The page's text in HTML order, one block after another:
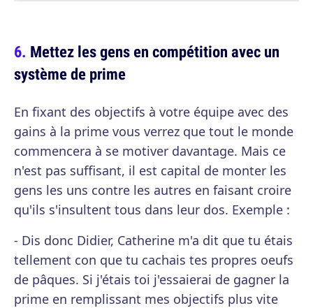
Mettez les gens en compétition avec un
système de prime
En fixant des objectifs à votre équipe avec des
gains à la prime vous verrez que tout le monde
commencera à se motiver davantage. Mais ce
n'est pas suffisant, il est capital de monter les
gens les uns contre les autres en faisant croire
qu'ils s'insultent tous dans leur dos. Exemple :
- Dis donc Didier, Catherine m'a dit que tu étais
tellement con que tu cachais tes propres oeufs
de pâques. Si j'étais toi j'essaierai de gagner la
prime en remplissant mes objectifs plus vite